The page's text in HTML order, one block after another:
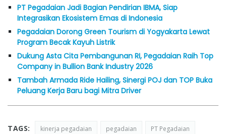
PT Pegadaian Jadi Bagian Pendirian IBMA, Siap
Integrasikan Ekosistem Emas di Indonesia
Pegadaian Dorong Green Tourism di Yogyakarta Lewat
Program Becak Kayuh Listrik
Dukung Asta Cita Pembangunan RI, Pegadaian Raih Top
Company in Bullion Bank Industry 2026
Tambah Armada Ride Hailing, Sinergi POJ dan TOP Buka
Peluang Kerja Baru bagi Mitra Driver
TAGS: kinerja pegadaian pegadaian PT Pegadaian